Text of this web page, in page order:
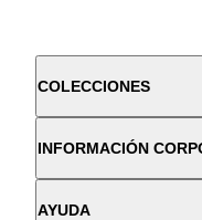
COLECCIONES
INFORMACIÓN
AYUDA